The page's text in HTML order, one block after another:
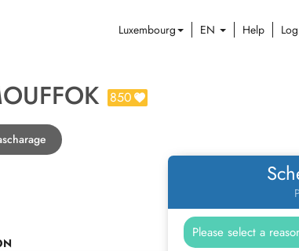
Luxembourg EN Help
850